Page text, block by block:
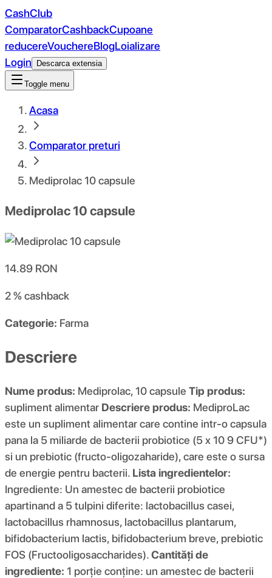
CashClub
ComparatorCashbackCupoane
reducereVouchereBlogLoializare
Login
Descarca extensia
Toggle menu
Acasa
Comparator preturi
Mediprolac 10 capsule
Mediprolac 10 capsule
14.89 RON
2 %cashback
Categorie: Farma
Descriere
Nume produs: Mediprolac, 10 capsule Tip produs:
supliment alimentar Descriere produs: MediproLac
este un supliment alimentar care contine intr-o capsula
pana la 5 miliarde de bacterii probiotice (5 x 10 9 CFU*)
si un prebiotic (fructo-oligozaharide), care este o sursa
de energie pentru bacterii. Lista ingredientelor:
Ingrediente: Un amestec de bacterii probiotice
apartinand a 5 tulpini diferite: lactobacillus casei,
lactobacillus rhamnosus, lactobacillus plantarum,
bifidobacterium lactis, bifidobacterium breve, prebiotic
FOS (Fructooligosaccharides).Cantități de
ingrediente: 1 porție conține: un amestec de bacterii